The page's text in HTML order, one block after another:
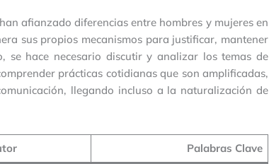
afianzado diferencias entre hombres y mujeres en
sus propios mecanismos para justificar, mantener
se hace necesario discutir y analizar los temas de
prácticas cotidianas que son amplificadas,
llegando incluso a la naturalización de
Palabras Clave